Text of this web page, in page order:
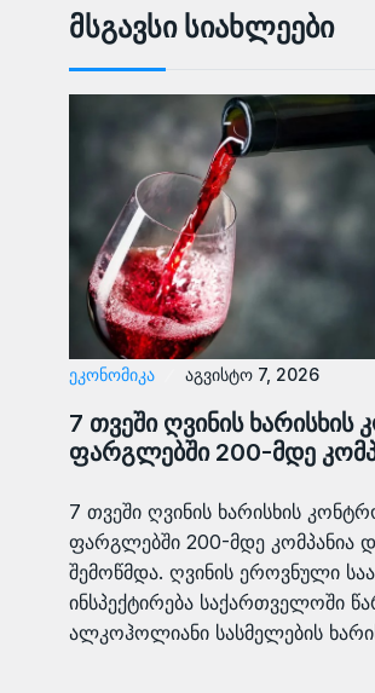
Მსგავსი Სიახლეები
ᲔᲙᲝᲜᲝᲛᲘᲙᲐ აგვისტო 7, 2026
7 თვეში ღვინის
ფარგლებში 200-მდე
7 თვეში ღვინის ხარისხის
ფარგლებში 200-მდე კომპანია
შემოწმდა. ღვინის ეროვნული
ინსპექტირება საქართველოში
ალკოჰოლიანი სასმელების